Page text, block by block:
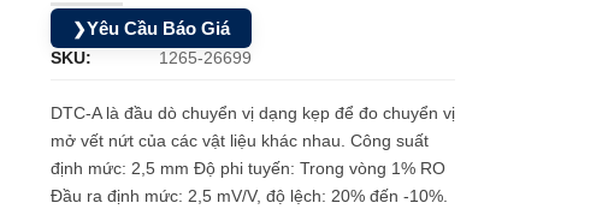
❯Yêu Cầu Báo Giá
SKU: 1265-26699
DTC-A là đầu dò chuyển vị dạng kẹp để đo chuyển vị
mở vết nứt của các vật liệu khác nhau. Công suất
định mức: 2,5 mm Độ phi tuyến: Trong vòng 1% RO
Đầu ra định mức: 2,5 mV/V, độ lệch: 20% đến -10%.